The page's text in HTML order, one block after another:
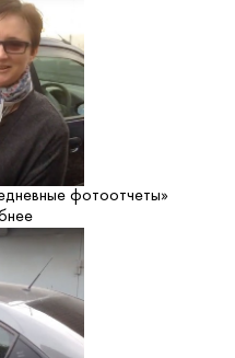
фотоотчеты»